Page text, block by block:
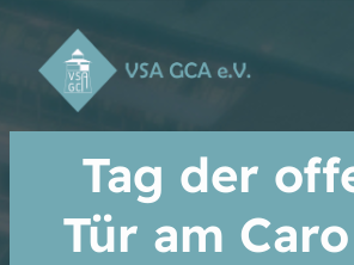
Tag der
Tür am